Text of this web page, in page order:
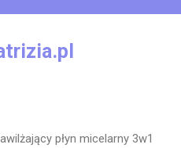
płyn micelarny 3w1